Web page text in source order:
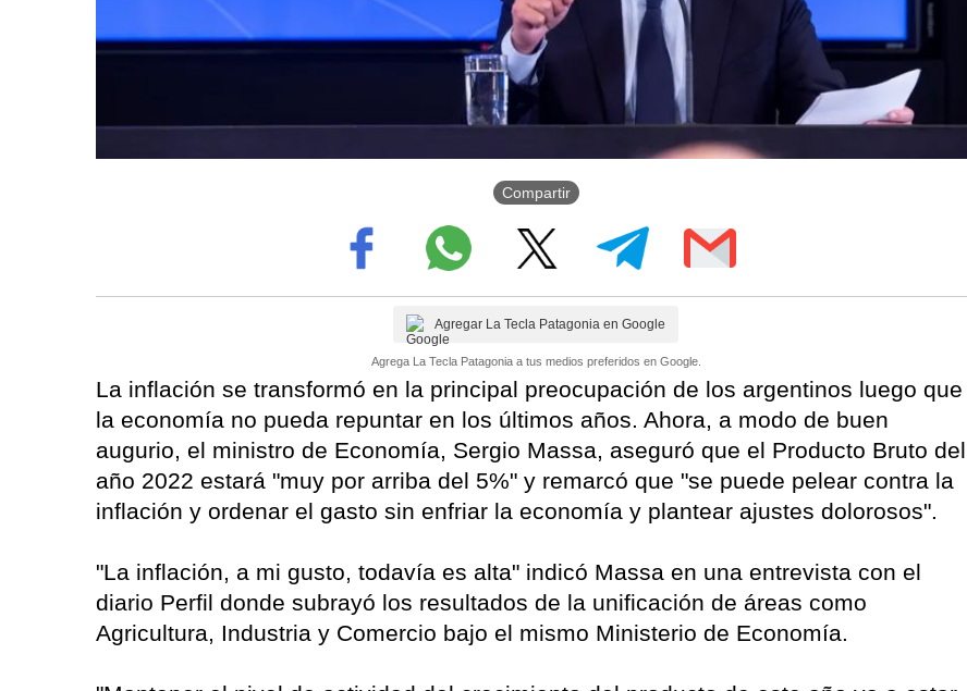
Compartir
Agregar La Tecla Patagonia en Google
Agrega La Tecla Patagonia a tus medios preferidos en Google.
La inflación se transformó en la principal preocupación de los argentinos luego que
la economía no pueda repuntar en los últimos años. Ahora, a modo de buen
augurio, el ministro de Economía, Sergio Massa, aseguró que el Producto Bruto del
año 2022 estará "muy por arriba del 5%" y remarcó que "se puede pelear contra la
inflación y ordenar el gasto sin enfriar la economía y plantear ajustes dolorosos".
"La inflación, a mi gusto, todavía es alta" indicó Massa en una entrevista con el
diario Perfil donde subrayó los resultados de la unificación de áreas como
Agricultura, Industria y Comercio bajo el mismo Ministerio de Economía.